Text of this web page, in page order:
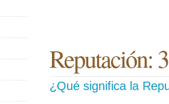
Reputación:
¿Qué significa la